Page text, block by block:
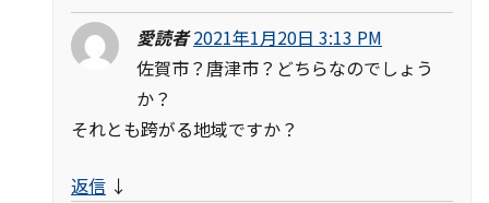
愛読者 2021年1月20日 3:13 PM
佐賀市？唐津市？どちらなのでしょう
か？
それとも跨がる地域ですか？
返信 ↓